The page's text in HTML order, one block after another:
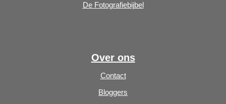
De Fotografiebijbel
Over ons
Contact
Bloggers